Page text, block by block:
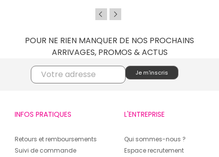
POUR NE RIEN MANQUER DE NOS PROCHAINS
ARRIVAGES, PROMOS & ACTUS
INFOS PRATIQUES
Retours et remboursements
Suivi de commande
L'ENTREPRISE
Qui sommes-nous ?
Espace recrutement